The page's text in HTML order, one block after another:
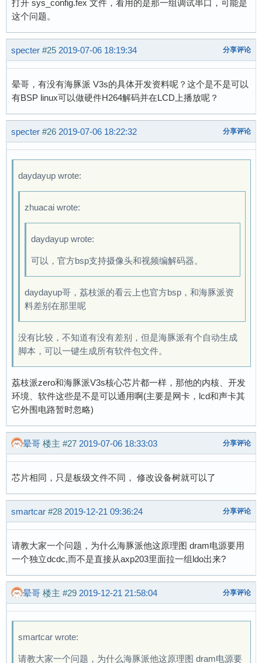
打开 sys_config.fex 文件，看用的是那一组调试串口，可能是
这个问题。
specter #25 2019-07-06 18:19:34 分享评论
晕哥，有没有海豚派 V3s的具体开发资料呢？这个是不是可以
有BSP linux可以做硬件H264解码并在LCD上播放呢？
specter #26 2019-07-06 18:22:32 分享评论
daydayup wrote:
zhuacai wrote:
daydayup wrote:
可以，官方bsp支持摄像头和视频编解码器。
daydayup哥，荔枝派的看云上也官方bsp，和海豚派资
料差别在那里呢
没有比较，不知道有没有差别，但是海豚派有个自动生成
脚本，可以一键生成所有软件包文件。
荔枝派zero和海豚派V3s核心芯片都一样，那他的内核、开发
环境、软件这些是不是可以通用啊(主要是网卡，lcd和声卡其
它外围电路暂时忽略)
晕哥 楼主 #27 2019-07-06 18:33:03 分享评论
芯片相同，只是板级文件不同， 修改设备树就可以了
smartcar #28 2019-12-21 09:36:24 分享评论
请教大家一个问题，为什么海豚派他这原理图 dram电源要用
一个独立dcdc,而不是直接从axp203里面拉一组ldo出来?
晕哥 楼主 #29 2019-12-21 21:58:04 分享评论
smartcar wrote:
请教大家一个问题，为什么海豚派他这原理图 dram电源要